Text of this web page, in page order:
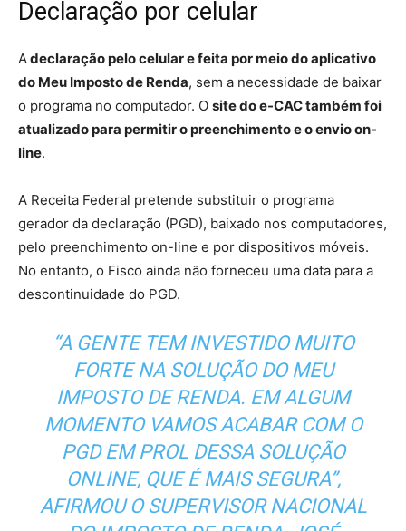
Declaração por celular
Adeclaração pelo celular e feita por meio do aplicativo
do Meu Imposto de Renda, sem a necessidade de baixar
o programa no computador. O site do e-CAC também foi
atualizado para permitir o preenchimento e o envio on-
line.
A Receita Federal pretende substituir o programa
gerador da declaração (PGD), baixado nos computadores,
pelo preenchimento on-line e por dispositivos móveis.
No entanto, o Fisco ainda não forneceu uma data para a
descontinuidade do PGD.
“A GENTE TEM INVESTIDO MUITO
FORTE NA SOLUÇÃO DO MEU
IMPOSTO DE RENDA. EM ALGUM
MOMENTO VAMOS ACABAR COM O
PGD EM PROL DESSA SOLUÇÃO
ONLINE, QUE É MAIS SEGURA”,
AFIRMOU O SUPERVISOR NACIONAL